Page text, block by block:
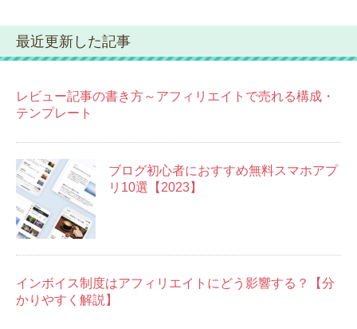
最近更新した記事
レビュー記事の書き方～アフィリエイトで売れる構成・
テンプレート
ブログ初心者におすすめ無料スマホアプ
リ10選【2023】
インボイス制度はアフィリエイトにどう影響する？【分
かりやすく解説】